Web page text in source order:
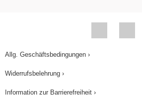
Allg. Geschäftsbedingungen ›
Widerrufsbelehrung ›
Information zur Barrierefreiheit ›